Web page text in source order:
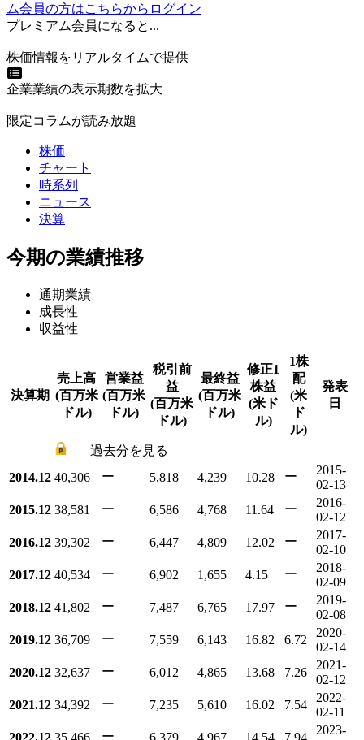
ム会員の方はこちらからログイン
プレミアム会員になると...
株価情報をリアルタイムで提供
企業業績の表示期数を拡大
限定コラムが読み放題
株価
チャート
時系列
ニュース
決算
今期の業績推移
通期業績
成長性
収益性
決算期
売上高
(百万米
ドル)
営業益
(百万米
ドル)
税引前
益
(百万米
ドル)
最終益
(百万米
ドル)
修正1
株益
(米ド
ル)
1株
配
(米
ド
ル)
発表
日
過去分を見る
2014.12 40,306 ー 5,818 4,239 10.28 ー
2015-
02-13
2015.12 38,581 ー 6,586 4,768 11.64 ー
2016-
02-12
2016.12 39,302 ー 6,447 4,809 12.02 ー
2017-
02-10
2017.12 40,534 ー 6,902 1,655 4.15 ー
2018-
02-09
2018.12 41,802 ー 7,487 6,765 17.97 ー
2019-
02-08
2019.12 36,709 ー 7,559 6,143 16.82 6.72
2020-
02-14
2020.12 32,637 ー 6,012 4,865 13.68 7.26
2021-
02-12
2021.12 34,392 ー 7,235 5,610 16.02 7.54
2022-
02-11
ー
2023-